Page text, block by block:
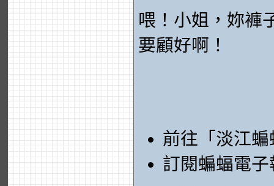
喂！小姐，妳褲
要顧好啊！
前往「淡江
訂閱蝙蝠電子